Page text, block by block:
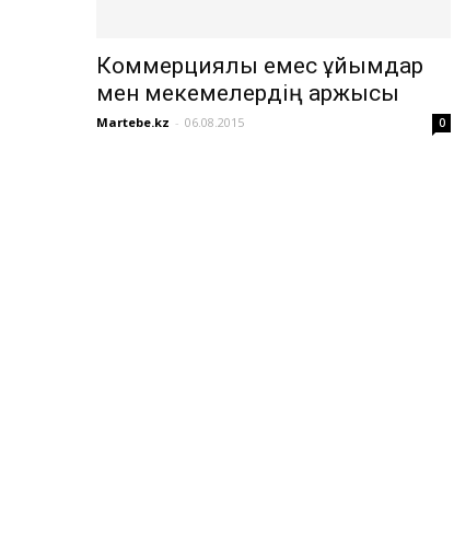
Коммерциялық емес ұйымдар
мен мекемелердің қаржысы
Martebe.kz - 06.08.2015 0